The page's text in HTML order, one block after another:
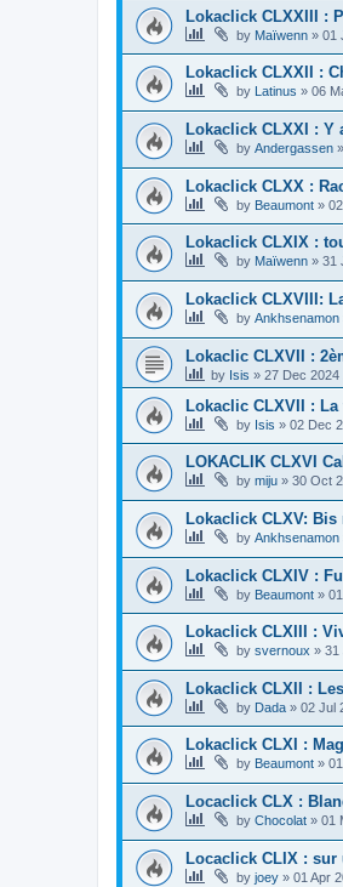
Lokaclick CLXXIII :
by Maïwenn » 01
Lokaclick CLXXII :
by Latinus » 06
Lokaclick CLXXI : Y
by Andergassen »
Lokaclick CLXX :
by Beaumont »
Lokaclick CLXIX :
by Maïwenn » 31
Lokaclick CLXVIII:
by Ankhsenamon
Lokaclic CLXVII :
by Isis » 27 Dec 2024
Lokaclic CLXVII :
by Isis » 02 Dec
LOKACLIK CLXVI
by miju » 30 Oct
Lokaclick CLXV:
by Ankhsenamon
Lokaclick CLXIV :
by Beaumont »
Lokaclick CLXIII :
by svernoux » 31
Lokaclick CLXII :
by Dada » 02 Jul
Lokaclick CLXI :
by Beaumont »
Locaclick CLX :
by Chocolat » 01
Locaclick CLIX : sur
by joey » 01 Apr